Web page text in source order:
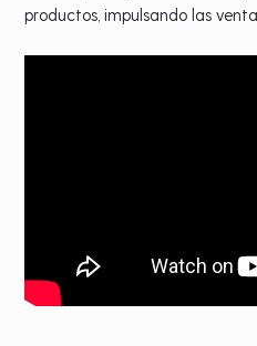
productos, impulsando las